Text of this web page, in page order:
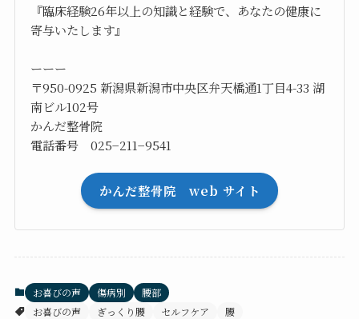
『臨床経験26年以上の知識と経験で、あなたの健康に
寄与いたします』
ーーー
〒950-0925 新潟県新潟市中央区弁天橋通1丁目4-33 湖
南ビル102号
かんだ整骨院
電話番号 025−211−9541
かんだ整骨院 web サイト
お喜びの声 傷病別
腰部
お喜びの声
ぎっくり腰 セルフケア 腰